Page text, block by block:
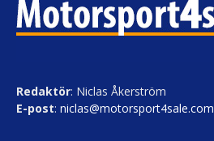
Redaktör: Niclas Åkerström
E-post: niclas@motorsport4sale.com